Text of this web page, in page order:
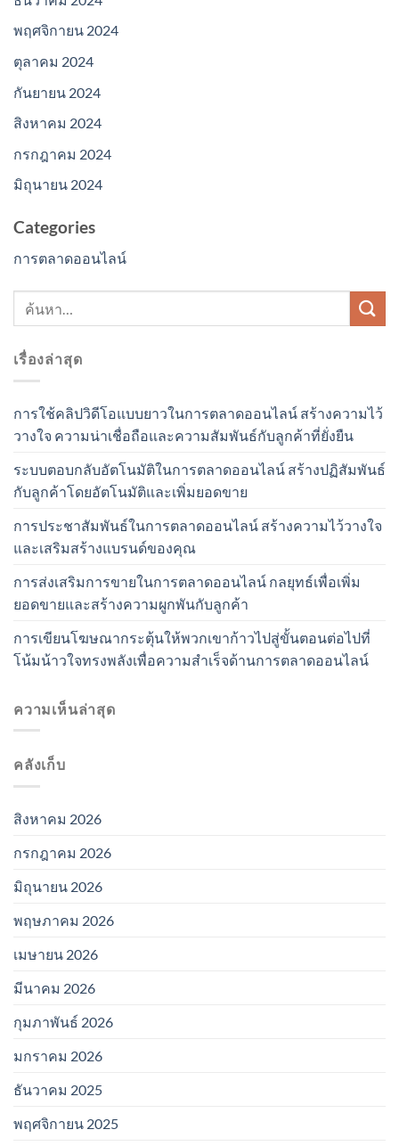
พฤศจิกายน 2024
ตุลาคม 2024
กันยายน 2024
สิงหาคม 2024
กรกฎาคม 2024
มิถุนายน 2024
Categories
การตลาดออนไลน์
เรื่องล่าสุด
การใช้คลิปวิดีโอแบบยาวในการตลาดออนไลน์ สร้างความไว้
วางใจ ความน่าเชื่อถือและความสัมพันธ์กับลูกค้าที่ยั่งยืน
ระบบตอบกลับอัตโนมัติในการตลาดออนไลน์ สร้างปฏิสัมพันธ์
กับลูกค้าโดยอัตโนมัติและเพิ่มยอดขาย
การประชาสัมพันธ์ในการตลาดออนไลน์ สร้างความไว้วางใจ
และเสริมสร้างแบรนด์ของคุณ
การส่งเสริมการขายในการตลาดออนไลน์ กลยุทธ์เพื่อเพิ่ม
ยอดขายและสร้างความผูกพันกับลูกค้า
การเขียนโฆษณากระตุ้นให้พวกเขาก้าวไปสู่ขั้นตอนต่อไปที่
โน้มน้าวใจทรงพลังเพื่อความสำเร็จด้านการตลาดออนไลน์
ความเห็นล่าสุด
คลังเก็บ
สิงหาคม 2026
กรกฎาคม 2026
มิถุนายน 2026
พฤษภาคม 2026
เมษายน 2026
มีนาคม 2026
กุมภาพันธ์ 2026
มกราคม 2026
ธันวาคม 2025
พฤศจิกายน 2025